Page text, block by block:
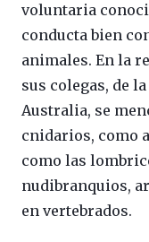
voluntaria
conducta bien
animales. En la
sus colegas, de
Australia, se
cnidarios, como
como las
nudibranquios,
en vertebrados.